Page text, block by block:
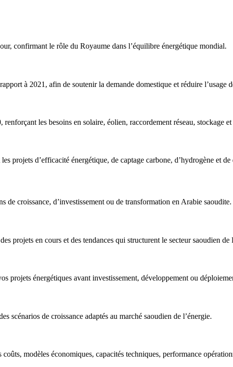
confirmant le rôle du Royaume dans l’équilibre énergétique mondial.
à 2021, afin de soutenir la demande domestique et réduire l’usage
les besoins en solaire, éolien, raccordement réseau, stockage
projets d’efficacité énergétique, de captage carbone, d’hydrogène et
croissance, d’investissement ou de transformation en Arabie saoudite.
projets en cours et des tendances qui structurent le secteur saoudien de
projets énergétiques avant investissement, développement ou
scénarios de croissance adaptés au marché saoudien de l’énergie.
modèles économiques, capacités techniques, performance